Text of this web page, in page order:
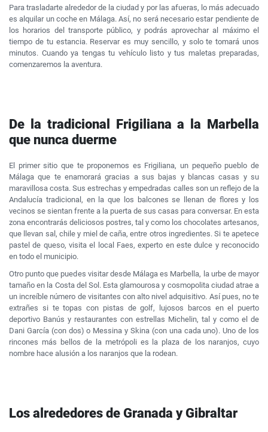
Para trasladarte alrededor de la ciudad y por las afueras, lo más adecuado
es alquilar un coche en Málaga. Así, no será necesario estar pendiente de
los horarios del transporte público, y podrás aprovechar al máximo el
tiempo de tu estancia. Reservar es muy sencillo, y solo te tomará unos
minutos. Cuando ya tengas tu vehículo listo y tus maletas preparadas,
comenzaremos la aventura.
De la tradicional Frigiliana a la Marbella
que nunca duerme
El primer sitio que te proponemos es Frigiliana, un pequeño pueblo de
Málaga que te enamorará gracias a sus bajas y blancas casas y su
maravillosa costa. Sus estrechas y empedradas calles son un reflejo de la
Andalucía tradicional, en la que los balcones se llenan de flores y los
vecinos se sientan frente a la puerta de sus casas para conversar. En esta
zona encontrarás deliciosos postres, tal y como los chocolates artesanos,
que llevan sal, chile y miel de caña, entre otros ingredientes. Si te apetece
pastel de queso, visita el local Faes, experto en este dulce y reconocido
en todo el municipio.
Otro punto que puedes visitar desde Málaga es Marbella, la urbe de mayor
tamaño en la Costa del Sol. Esta glamourosa y cosmopolita ciudad atrae a
un increíble número de visitantes con alto nivel adquisitivo. Así pues, no te
extrañes si te topas con pistas de golf, lujosos barcos en el puerto
deportivo Banús y restaurantes con estrellas Michelin, tal y como el de
Dani García (con dos) o Messina y Skina (con una cada uno). Uno de los
rincones más bellos de la metrópoli es la plaza de los naranjos, cuyo
nombre hace alusión a los naranjos que la rodean.
Los alrededores de Granada y Gibraltar